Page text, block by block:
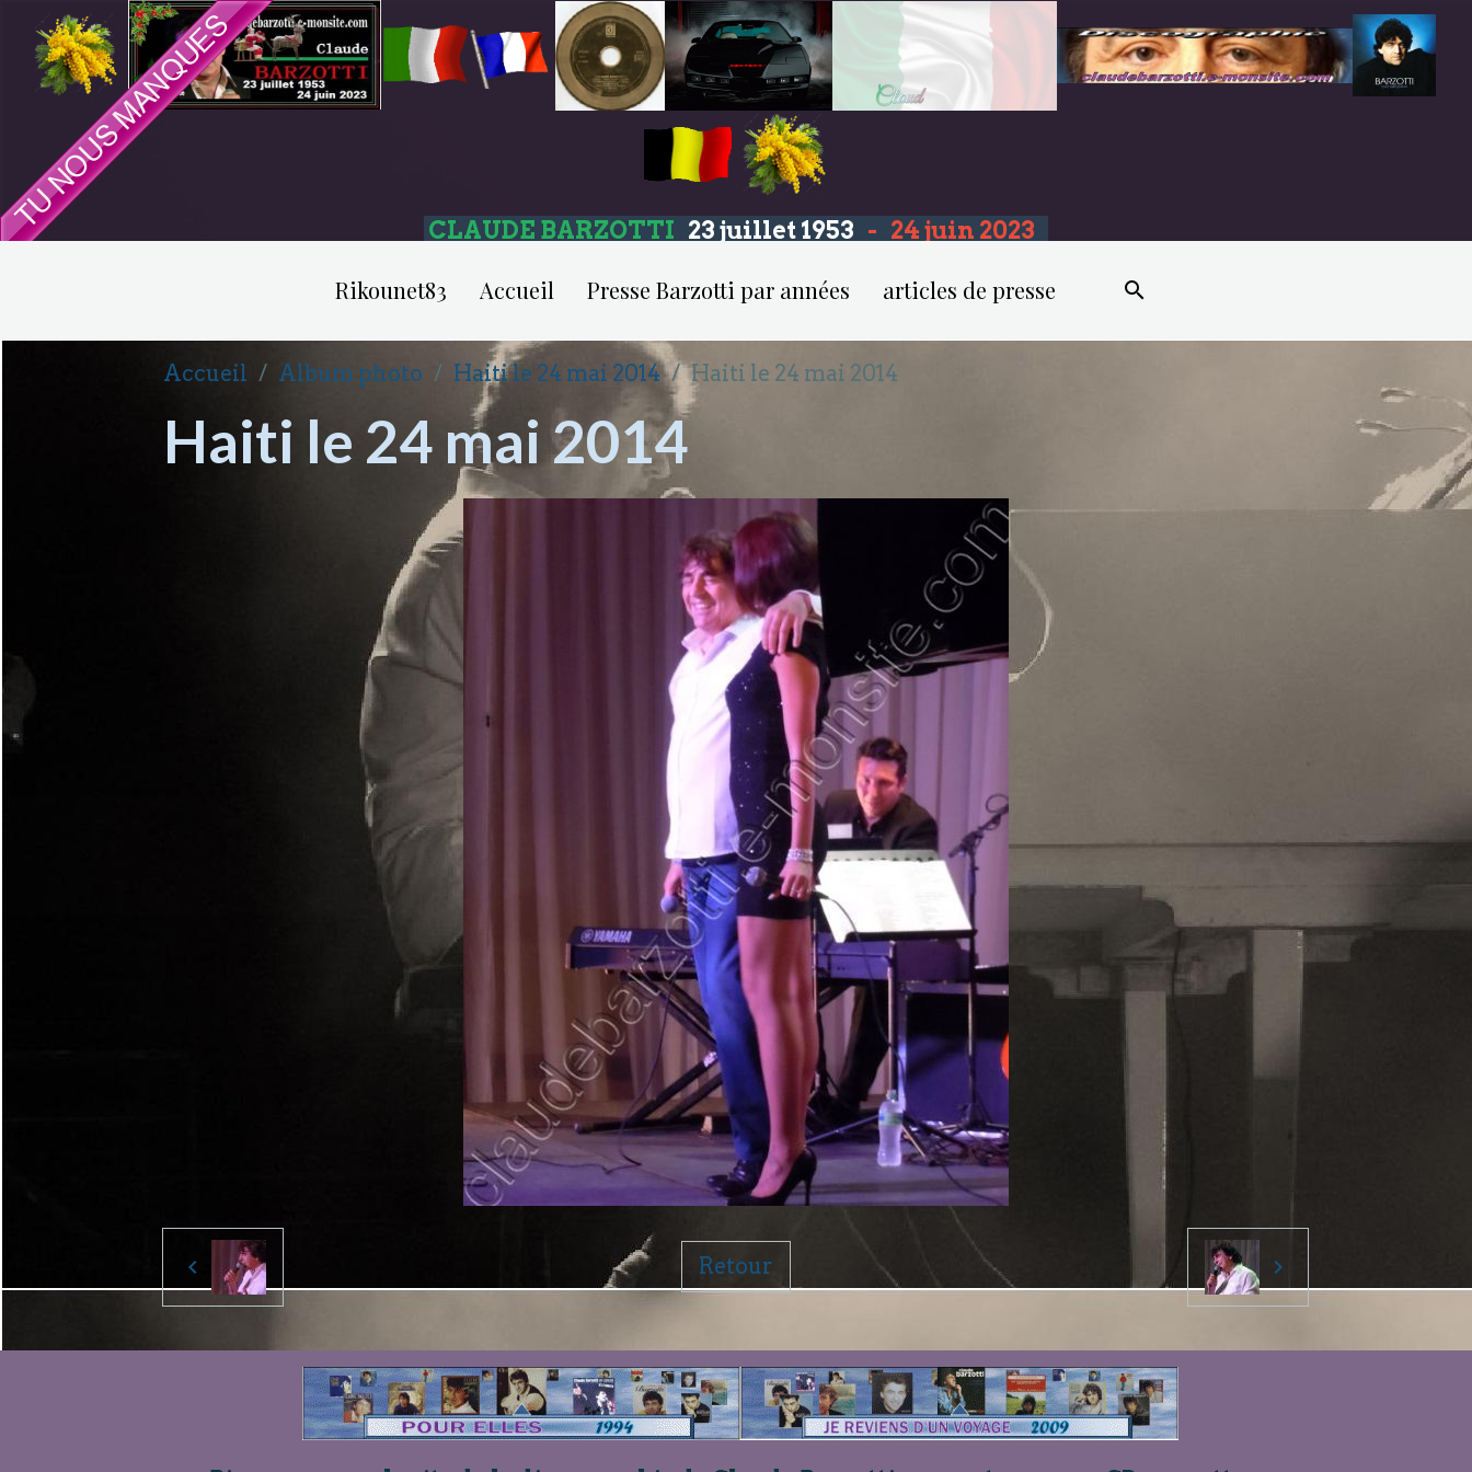
CLAUDE BARZOTTI 23 juillet 1953 - 24 juin 2023
Rikounet83 Accueil Presse Barzotti par années articles de presse
Accueil Album photo Haiti le 24 mai 2014 Haiti le 24 mai 2014
Haiti le 24 mai 2014
Retour